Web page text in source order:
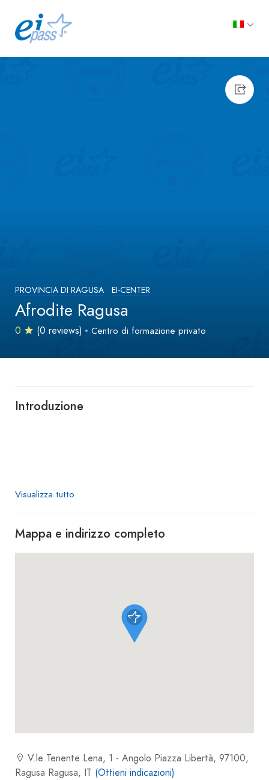
PROVINCIA DI RAGUSA EI-CENTER
Afrodite Ragusa
0 (0 reviews) Centro di formazione privato
Introduzione
Visualizza tutto
Mappa e indirizzo completo
V.le Tenente Lena, 1 - Angolo Piazza Libertà, 97100,
Ragusa Ragusa, IT (Ottieni indicazioni)